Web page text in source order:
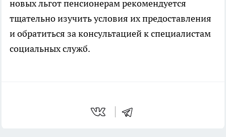
новых льгот пенсионерам рекомендуется
тщательно изучить условия их предоставления
и обратиться за консультацией к специалистам
социальных служб.